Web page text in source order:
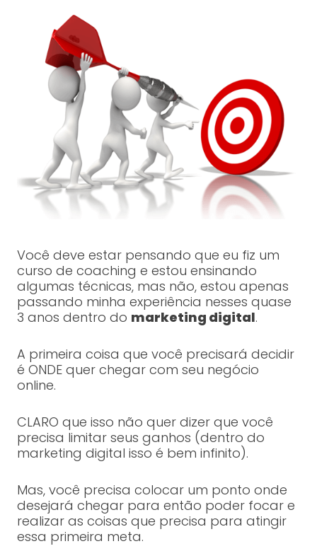
Você deve estar pensando que eu fiz um
curso de coaching e estou ensinando
algumas técnicas, mas não, estou apenas
passando minha experiência nesses quase
3 anos dentro do marketing digital.
A primeira coisa que você precisará decidir
é ONDE quer chegar com seu negócio
online.
CLARO que isso não quer dizer que você
precisa limitar seus ganhos (dentro do
marketing digital isso é bem infinito).
Mas, você precisa colocar um ponto onde
desejará chegar para então poder focar e
realizar as coisas que precisa para atingir
essa primeira meta.